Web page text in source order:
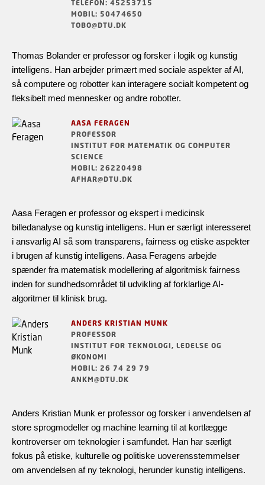
TELEFON: 45253715
MOBIL: 50474650
TOBO@DTU.DK
Thomas Bolander er professor og forsker i logik og kunstig
intelligens. Han arbejder primært med sociale aspekter af AI,
så computere og robotter kan interagere socialt kompetent og
fleksibelt med mennesker og andre robotter.
AASA FERAGEN
PROFESSOR
INSTITUT FOR MATEMATIK OG COMPUTER
SCIENCE
MOBIL: 26220498
AFHAR@DTU.DK
Aasa Feragen er professor og ekspert i medicinsk
billedanalyse og kunstig intelligens. Hun er særligt interesseret
i ansvarlig AI så som transparens, fairness og etiske aspekter
i brugen af kunstig intelligens. Aasa Feragens arbejde
spænder fra matematisk modellering af algoritmisk fairness
inden for sundhedsområdet til udvikling af forklarlige AI-
algoritmer til klinisk brug.
ANDERS KRISTIAN MUNK
PROFESSOR
INSTITUT FOR TEKNOLOGI, LEDELSE OG
ØKONOMI
MOBIL: 26 74 29 79
ANKM@DTU.DK
Anders Kristian Munk er professor og forsker i anvendelsen af
store sprogmodeller og machine learning til at kortlægge
kontroverser om teknologier i samfundet. Han har særligt
fokus på etiske, kulturelle og politiske uoverensstemmelser
om anvendelsen af ny teknologi, herunder kunstig intelligens.